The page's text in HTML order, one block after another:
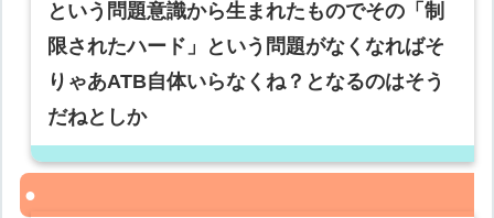
という問題意識から生まれたものでその「制
限されたハード」という問題がなくなればそ
りゃあATB自体いらなくね？となるのはそう
だねとしか